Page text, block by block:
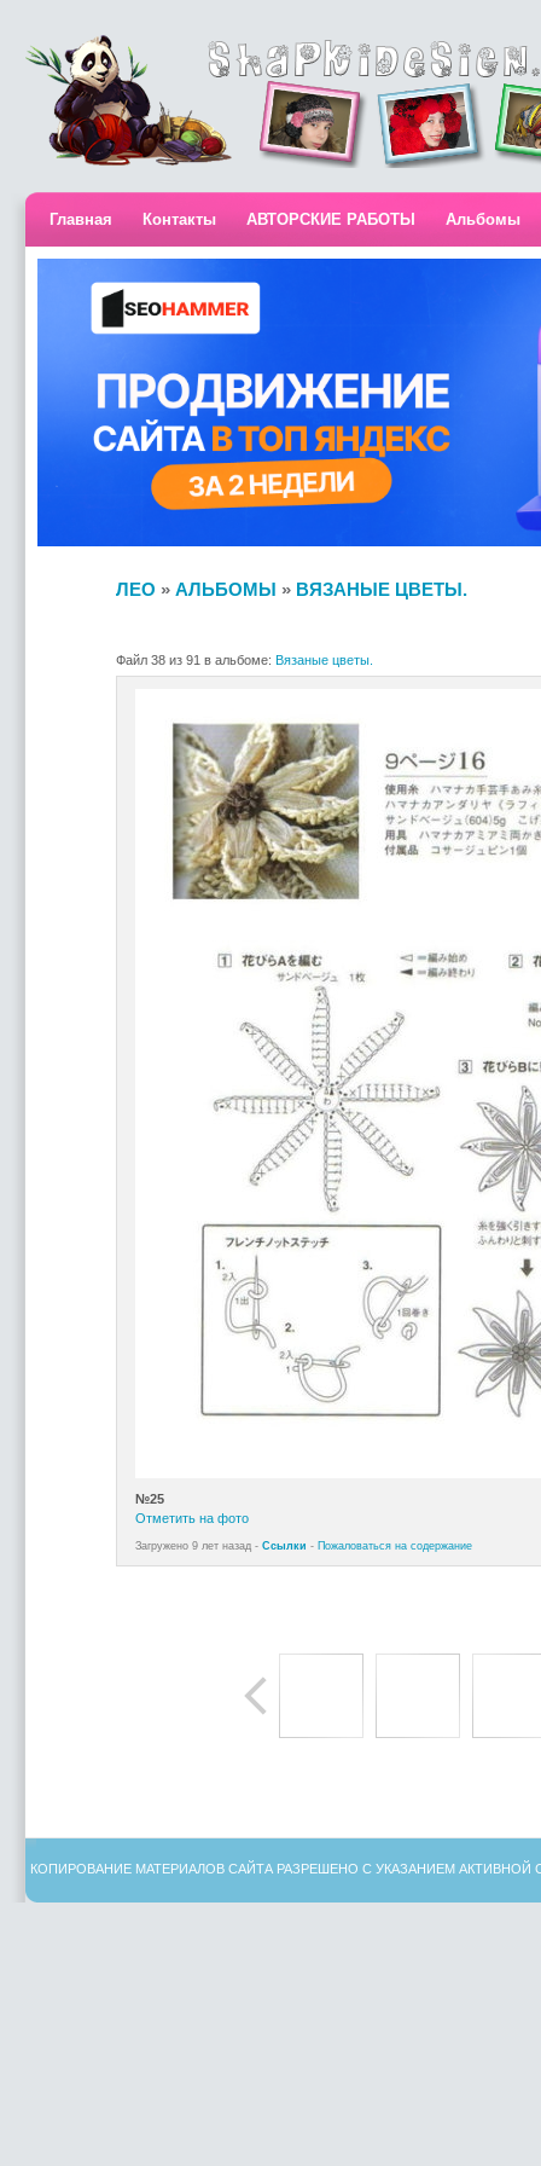
Главная Контакты АВТОРСКИЕ РАБОТЫ Альбомы
ЛЕО » АЛЬБОМЫ » ВЯЗАНЫЕ ЦВЕТЫ.
Файл 38 из 91 в альбоме: Вязаные цветы.
№25
Отметить на фото
Загружено 9 лет назад - Ссылки - Пожаловаться на содержание
КОПИРОВАНИЕ МАТЕРИАЛОВ САЙТА РАЗРЕШЕНО С УКАЗАНИЕМ АКТИВНОЙ